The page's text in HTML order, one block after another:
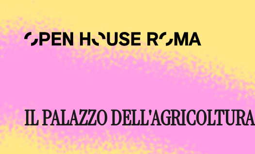
IL PALAZZO DELL'AGRICOLTURA